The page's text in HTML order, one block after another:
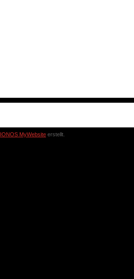
IONOS MyWebsite erstellt.